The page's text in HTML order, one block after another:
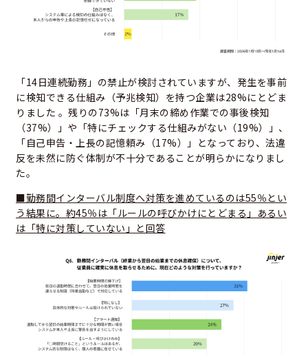
「14日連続勤務」の禁止が検討されていますが、発生を事前
に検知できる仕組み（予兆検知）を持つ企業は28%にとどま
りました 。残りの73%は「月末の締め作業での事後検知
（37%）」や「特にチェックする仕組みがない（19%）」、
「自己申告・上長の記憶頼み（17%）」となっており、法違
反を未然に防ぐ体制が不十分であることが明らかになりまし
た。
■勤務間インターバル制度へ対策を進めているのは55％とい
う結果に。約45％は「ルールの呼びかけにとどまる」あるい
は「特に対策していない」と回答